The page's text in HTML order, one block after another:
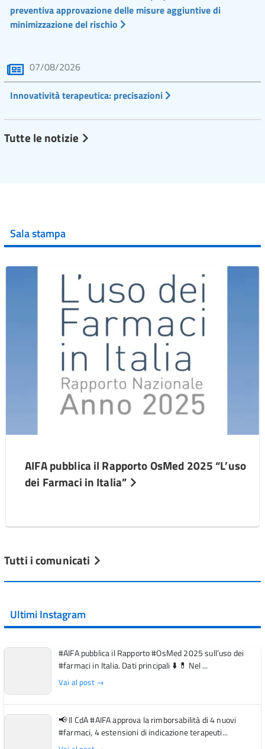
preventiva approvazione delle misure aggiuntive di
minimizzazione del rischio
07/08/2026
Innovatività terapeutica: precisazioni
Tutte le notizie
Sala stampa
AIFA pubblica il Rapporto OsMed 2025 “L’uso
dei Farmaci in Italia”
Tutti i comunicati
Ultimi Instagram
#AIFA pubblica il Rapporto #OsMed 2025 sull’uso dei
#farmaci in Italia. Dati principali ⬇️ 💊 Nel ...
Vai al post →
📢 Il CdA #AIFA approva la rimborsabilità di 4 nuovi
#farmaci, 4 estensioni di indicazione terapeuti...